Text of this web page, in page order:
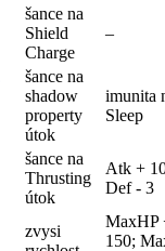
šance na
Shield
Charge
–
šance na
shadow
property
útok
imunita
Sleep
šance na
Thrusting
útok
Atk +
Def - 3
zvysi
MaxHP
150;